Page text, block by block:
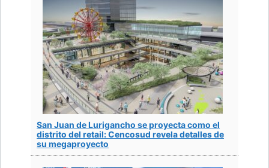
San Juan de Lurigancho se proyecta como el
distrito del retail: Cencosud revela detalles de
su megaproyecto